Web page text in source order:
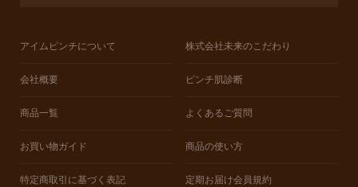
アイムピンチについて 株式会社未来のこだわり
会社概要 ピンチ肌診断
商品一覧 よくあるご質問
お買い物ガイド 商品の使い方
特定商取引に基づく表記 定期お届け会員規約